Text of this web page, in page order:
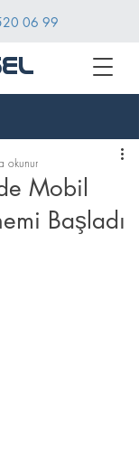
06 99
Mobil
Başladı
okunur